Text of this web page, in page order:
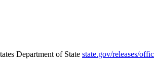
Department of State state.gov/releases/